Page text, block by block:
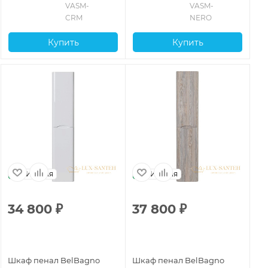
VASM-
CRM
Купить
VASM-
NERO
Купить
Италия
34 800 ₽
Шкаф пенал BelBagno
Италия
37 800 ₽
Шкаф пенал BelBagno